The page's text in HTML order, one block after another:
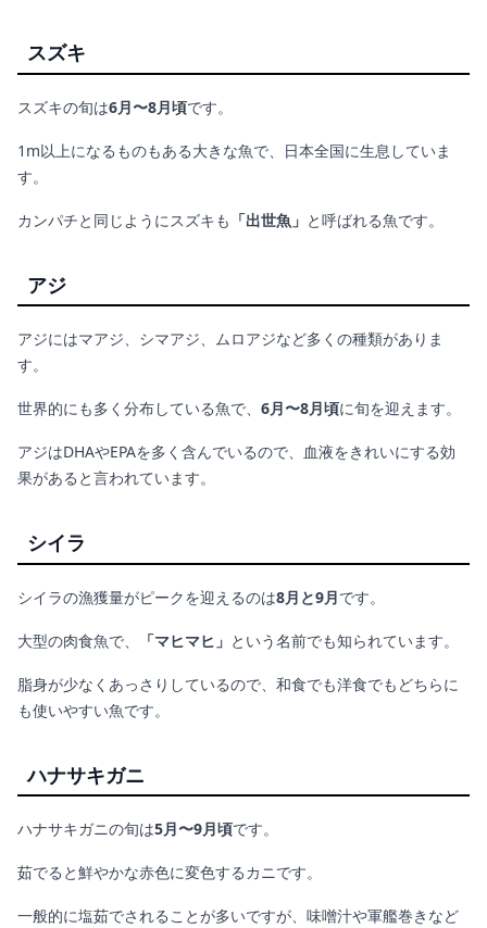
スズキ
スズキの旬は6月〜8月頃です。
1m以上になるものもある大きな魚で、日本全国に生息していま
す。
カンパチと同じようにスズキも 「出世魚」 と呼ばれる魚です。
アジ
アジにはマアジ、シマアジ、ムロアジなど多くの種類がありま
す。
世界的にも多く分布している魚で、 6月〜8月頃に旬を迎えます。
アジはDHAやEPAを多く含んでいるので、血液をきれいにする効
果があると言われています。
シイラ
シイラの漁獲量がピークを迎えるのは8月と9月です。
大型の肉食魚で、 「マヒマヒ」 という名前でも知られています。
脂身が少なくあっさりしているので、和食でも洋食でもどちらに
も使いやすい魚です。
ハナサキガニ
ハナサキガニの旬は5月〜9月頃です。
茹でると鮮やかな赤色に変色するカニです。
一般的に塩茹でされることが多いですが、味噌汁や軍艦巻きなど